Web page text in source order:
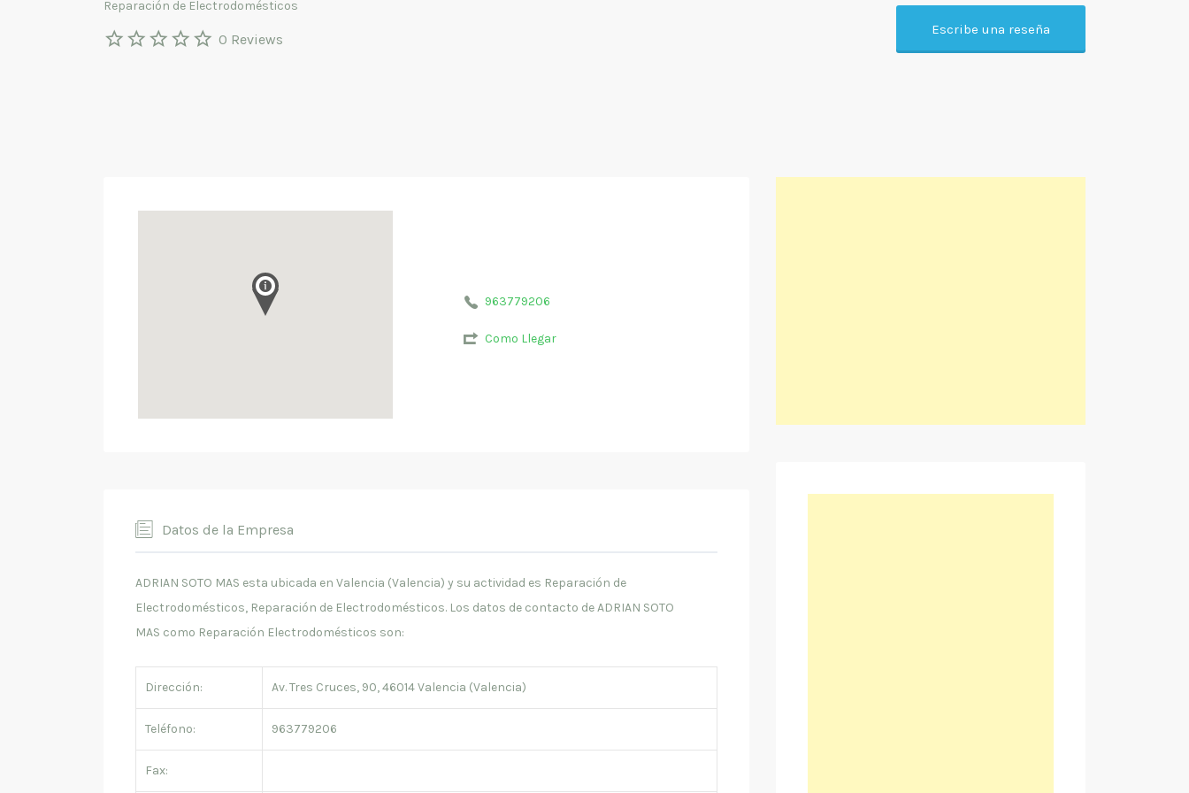
Reparación de Electrodomésticos
0 Reviews
Escribe una reseña
963779206
Como Llegar
Datos de la Empresa
ADRIAN SOTO MAS esta ubicada en Valencia (Valencia) y su actividad es Reparación de
Electrodomésticos, Reparación de Electrodomésticos. Los datos de contacto de ADRIAN SOTO
MAS como Reparación Electrodomésticos son:
Dirección: Av. Tres Cruces, 90, 46014 Valencia (Valencia)
Teléfono: 963779206
Fax: